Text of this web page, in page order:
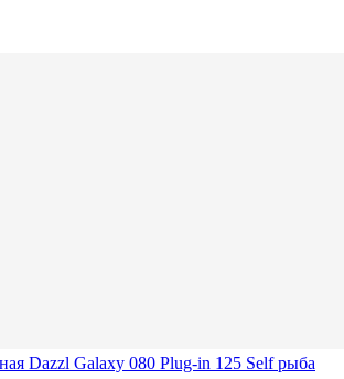
Dazzl Galaxy 080 Plug-in 125 Self рыба